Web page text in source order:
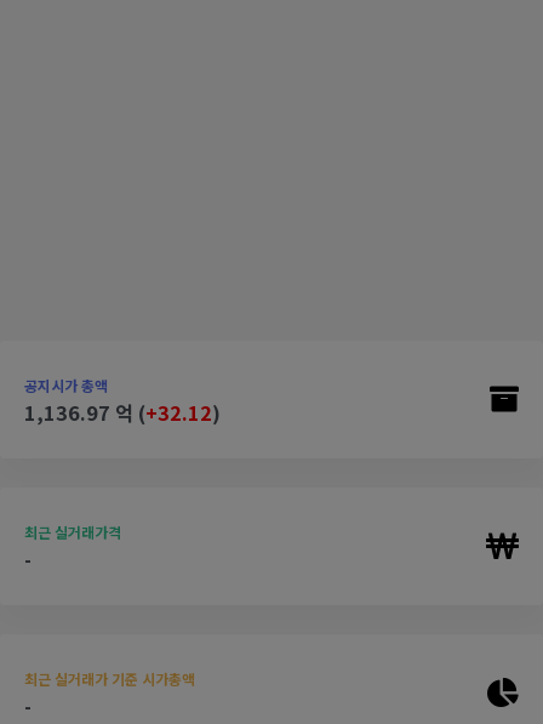
공지시가 총액
1,136.97 억 (+32.12)
최근 실거래가격
-
최근 실거래가 기준 시가총액
-